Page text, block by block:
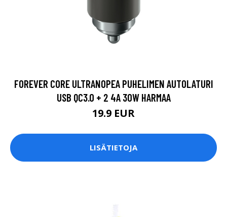
FOREVER CORE ULTRANOPEA PUHELIMEN AUTOLATURI
USB QC3.0 + 2 4A 30W HARMAA
19.9 EUR
LISÄTIETOJA